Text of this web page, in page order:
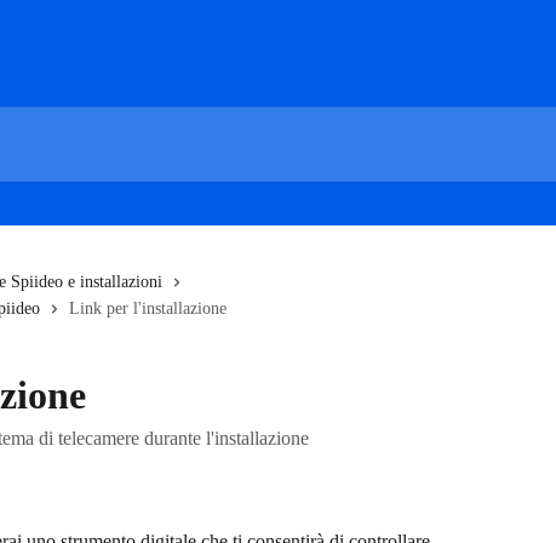
Spiideo e installazioni
Link per l'installazione
di telecamere durante l'installazione